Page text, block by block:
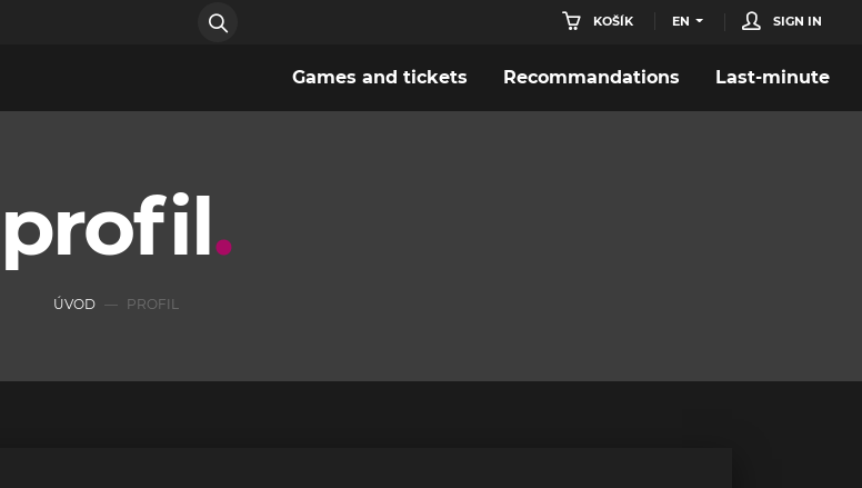
KOŠÍK EN SIGN IN
Games and tickets Recommandations Last-minute
profil
ÚVOD PROFIL